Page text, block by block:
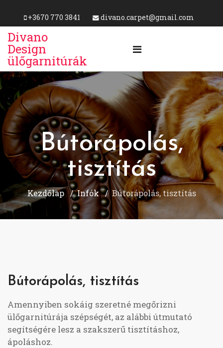
+3670 770 3841 divano.carpet@gmail.com
Divano
Design
ülőgarnitúrák
Bútorápolás,
tisztítás
Kezdőlap Infók Bútorápolás, tisztítás
Bútorápolás, tisztítás
Amennyiben sokáig szeretné megőrizni
ülőgarnitúrája szépségét, az alábbi útmutató
segítségére lesz a szakszerű tisztításhoz,
ápoláshoz.